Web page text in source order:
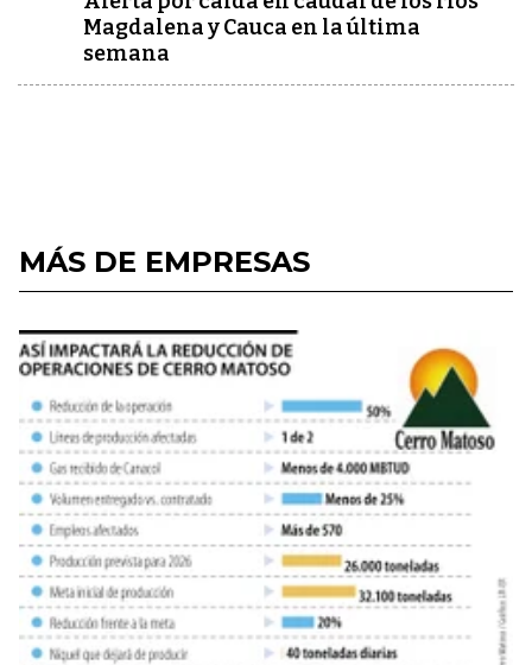
Magdalena y Cauca en la última
semana
MÁS DE EMPRESAS